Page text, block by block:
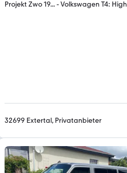
32699 Extertal, Privatanbieter